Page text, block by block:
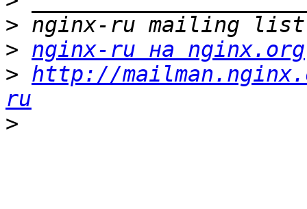
>
> nginx-ru на nginx.org
> http://
ru
>